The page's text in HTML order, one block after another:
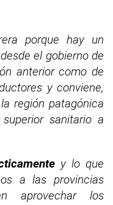
porque hay un
el gobierno de
anterior como de
y conviene,
región patagónica
sanitario a
y lo que
a las provincias
aprovechar los